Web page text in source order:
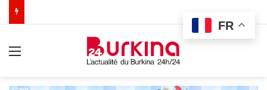
FR